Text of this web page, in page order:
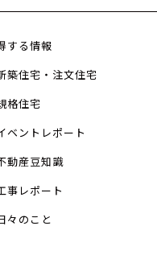
する情報
築住宅・注文住宅
格住宅
ベントレポート
動産豆知識
事レポート
々のこと